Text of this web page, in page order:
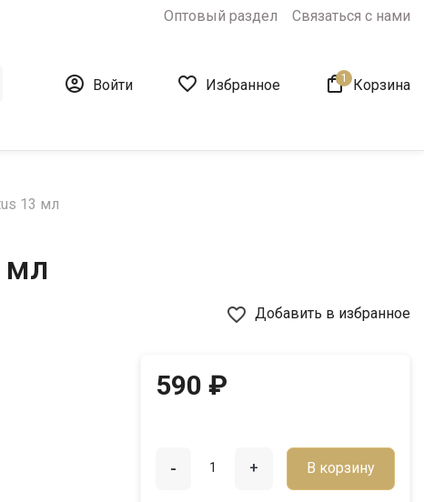
Оптовый раздел Связаться с нами
 Войти  Избранное  Корзина
1
13 мл
мл
favorite_border Добавить в избранное
590 ₽
- + В корзину